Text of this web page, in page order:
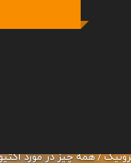
/همه چیز در مورد